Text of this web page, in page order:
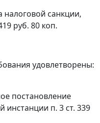
санкции,
руб. 80 коп.
удовлетворены:
постановление
инстанции п. 3 ст. 339